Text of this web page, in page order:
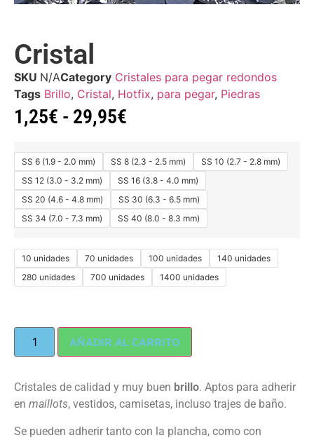
Cristal
SKU N/ACategory Cristales para pegar redondos
Tags Brillo, Cristal, Hotfix, para pegar, Piedras
1,25€ - 29,95€
SS 6 (1.9 - 2.0 mm) SS 8 (2.3 - 2.5 mm)
SS 10 (2.7 - 2.8 mm)
SS 12 (3.0 - 3.2 mm)
SS 16 (3.8 - 4.0 mm)
SS 20 (4.6 - 4.8 mm)
SS 30 (6.3 - 6.5 mm)
SS 34 (7.0 - 7.3 mm)
SS 40 (8.0 - 8.3 mm)
10 unidades 70 unidades 100 unidades
140 unidades
280 unidades
700 unidades 1400 unidades
AÑADIR AL CARRITO
Cristales de calidad y muy buen brillo. Aptos para adherir
en maillots, vestidos, camisetas, incluso trajes de baño.
Se pueden adherir tanto con la plancha, como con